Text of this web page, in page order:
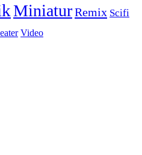
MiniaturRemix Scifi
Video